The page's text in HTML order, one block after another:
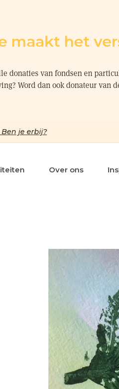
maakt het
donaties van fondsen en
Word dan ook donateur van
Ben je erbij?
Over ons